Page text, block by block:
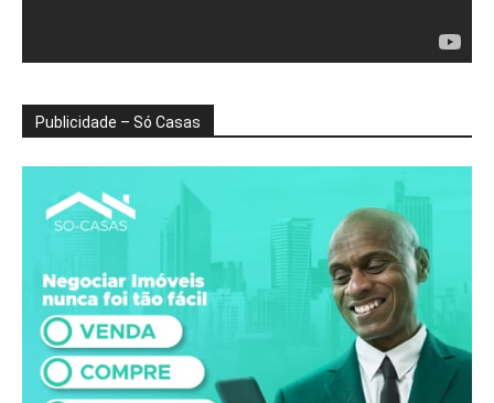
Publicidade – Só Casas